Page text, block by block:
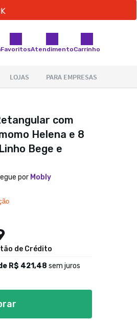
FavoritosAtendimentoCarrinho
com
Helena e 8
Bege e
por Mobly
de Crédito
R$ 421,48 sem juros